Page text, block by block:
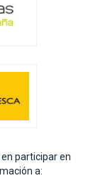
participar en
a: